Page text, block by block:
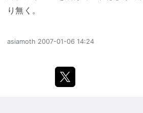
り無く。
asiamoth 2007-01-06 14:24